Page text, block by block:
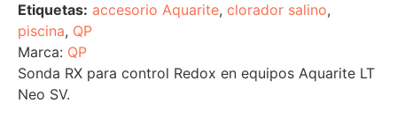
Etiquetas: accesorio Aquarite, clorador salino,
piscina, QP
Marca: QP
Sonda RX para control Redox en equipos Aquarite LT
Neo SV.